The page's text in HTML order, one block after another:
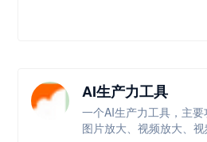
AI生产力工具
一个AI生产力工具，主要
图片放大、视频放大、视